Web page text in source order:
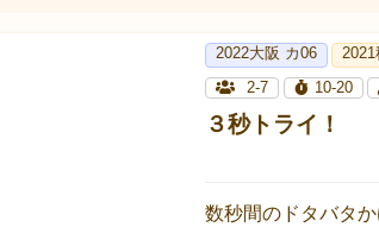
2022大阪 カ06
2-7
10-20
３秒トライ！
数秒間のドタバタ